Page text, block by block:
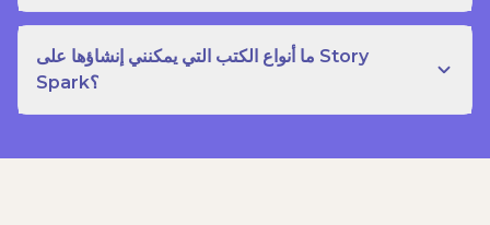
ما أنواع الكتب التي يمكنني إنشاؤها على Story
Spark؟